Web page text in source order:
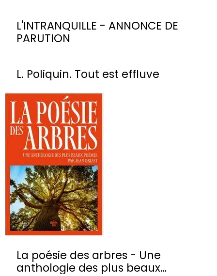
L'INTRANQUILLE - ANNONCE DE
PARUTION
L. Poliquin. Tout est effluve
La poésie des arbres - Une
anthologie des plus beaux